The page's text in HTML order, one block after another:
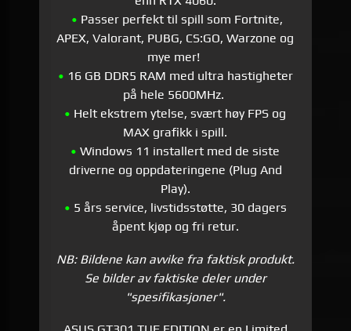
• Passer perfekt til spill som Fortnite,
APEX, Valorant, PUBG, CS:GO, Warzone og
mye mer!
• 16 GB DDR5 RAM med ultra hastigheter
på hele 5600MHz.
• Helt ekstrem ytelse, svært høy FPS og
MAX grafikk i spill.
• Windows 11 installert med de siste
driverne og oppdateringene (Plug And
Play).
• 5 års service, livstidsstøtte, 30 dagers
åpent kjøp og fri retur.
NB: Bildene kan avvike fra faktisk produkt.
Se bilder av faktiske deler under
"spesifikasjoner".